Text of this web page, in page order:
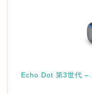
Echo Dot 第3世代 –